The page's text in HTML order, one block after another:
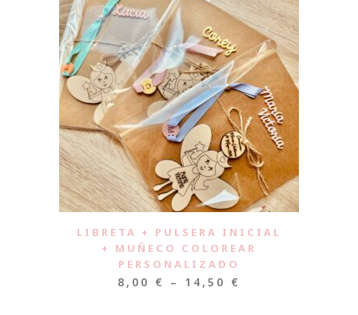
LIBRETA + PULSERA INICIAL
+ MUÑECO COLOREAR
PERSONALIZADO
8,00 € – 14,50 €